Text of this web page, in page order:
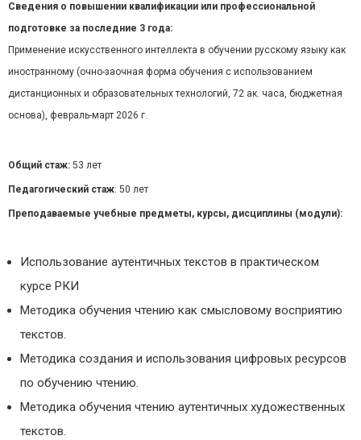
Сведения о повышении квалификации или профессиональной
подготовке за последние 3 года:
Применение искусственного интеллекта в обучении русскому языку как
иностранному (очно-заочная форма обучения с использованием
дистанционных и образовательных технологий, 72 ак. часа, бюджетная
основа), февраль-март 2026 г.
Общий стаж: 53 лет
Педагогический стаж: 50 лет
Преподаваемые учебные предметы, курсы, дисциплины (модули):
Использование аутентичных текстов в практическом
курсе РКИ
Методика обучения чтению как смысловому восприятию
текстов.
Методика создания и использования цифровых ресурсов
по обучению чтению.
Методика обучения чтению аутентичных художественных
текстов.